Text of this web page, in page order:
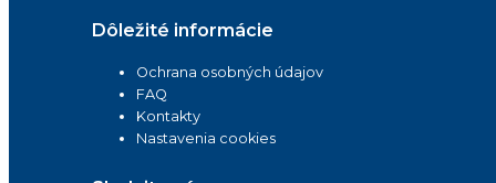
Dôležité informácie
Ochrana osobných údajov
FAQ
Kontakty
Nastavenia cookies